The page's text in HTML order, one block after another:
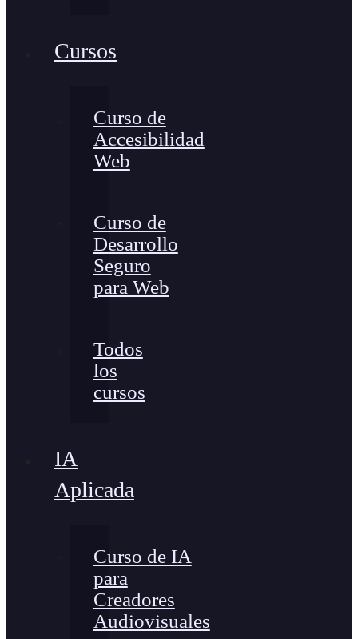
Cursos
Curso de
Accesibilidad
Web
Curso de
Desarrollo
Seguro
para Web
Todos
los
cursos
IA
Aplicada
Curso de IA
para
Creadores
Audiovisuales